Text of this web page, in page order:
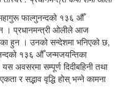
महागुरू फाल्गुनन्दको १३६ औँ
। प्रधानमन्त्री ओलीले आज
हुन । उनको सन्देशमा भनिएको छ,
१३६ औँ जन्मजयन्तिका
अवसरमा सम्पूर्ण दिदीबहिनी तथा
र सद्भाव वृद्धि होस् भन्ने कामना